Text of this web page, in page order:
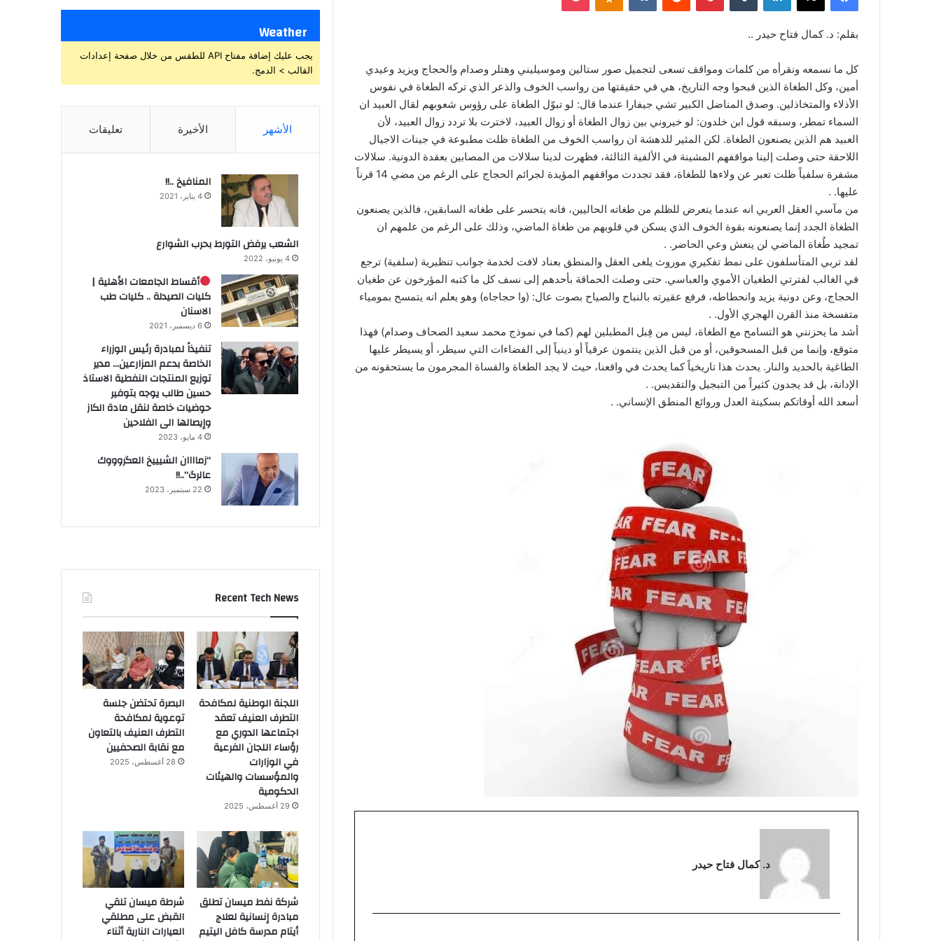
بقلم: د. كمال فتاح حيدر ..
كل ما نسمعه ونقرأه من كلمات ومواقف تسعى لتجميل صور ستالين وموسيليني وهتلر وصدام والحجاج ويزيد وعيدي
أمين، وكل الطغاة الذين قبحوا وجه التاريخ، هي في حقيقتها من رواسب الخوف والذعر الذي تركه الطغاة في نفوس
الأذلاء والمتخاذلين. وصدق المناضل الكبير تشي جيفارا عندما قال: لو تبوّل الطغاة على رؤوس شعوبهم لقال العبيد ان
السماء تمطر، وسبقه قول ابن خلدون: لو خيروني بين زوال الطغاة أو زوال العبيد، لاخترت بلا تردد زوال العبيد، لأن
العبيد هم الذين يصنعون الطغاة. لكن المثير للدهشة ان رواسب الخوف من الطغاة ظلت مطبوعة في جينات الاجيال
اللاحقة حتى وصلت إلينا مواقفهم المشينة في الألفية الثالثة، فظهرت لدينا سلالات من المصابين بعقدة الدونية. سلالات
مشفرة سلفياً ظلت تعبر عن ولاءها للطغاة، فقد تجددت مواقفهم المؤيدة لجرائم الحجاج على الرغم من مضي 14 قرناً
عليها. .
من مآسي العقل العربي انه عندما يتعرض للظلم من طغاته الحاليين، فانه يتحسر على طغاته السابقين، فالذين يصنعون
الطغاة الجدد إنما يصنعونه بقوة الخوف الذي يسكن في قلوبهم من طغاة الماضي، وذلك على الرغم من علمهم ان
تمجيد طُغاة الماضي لن ينعش وعي الحاضر. .
لقد تربي المتأسلفون على نمط تفكيري موروث يلغى العقل والمنطق بعناد لافت لخدمة جوانب تنظيرية (سلفية) ترجع
في الغالب لفترتي الطغيان الأموي والعباسي. حتى وصلت الحماقة بأحدهم إلى نسف كل ما كتبه المؤرخون عن طغيان
الحجاج، وعن دونية يزيد وانحطاطه، فرفع عقيرته بالنباح والصياح بصوت عال: (وا حجاجاه) وهو يعلم انه يتمسح بمومياء
متفسخة منذ القرن الهجري الأول. .
أشد ما يحزنني هو التسامح مع الطغاة، ليس من قِبل المطبلين لهم (كما في نموذج محمد سعيد الصحاف وصدام) فهذا
متوقع، وإنما من قبل المسحوقين، أو من قبل الذين ينتمون عرقياً أو دينياً إلى الفضاءات التي سيطر، أو يسيطر عليها
الطاغية بالحديد والنار. يحدث هذا تاريخياً كما يحدث في واقعنا، حيث لا يجد الطغاة والقساة المجرمون ما يستحقونه من
الإدانة، بل قد يجدون كثيراً من التبجيل والتقديس. .
أسعد الله أوقاتكم بسكينة العدل وروائع المنطق الإنساني. .
د. كمال فتاح حيدر
Weather
يجب عليك إضافة مفتاح API للطقس من خلال صفحة إعدادات
القالب > الدمج.
الأشهر الأخيرة تعليقات
المنافيخ ..!!
4 يناير، 2021
الشعب يرفض التورط بحرب الشوارع
4 يونيو، 2022
أقساط الجامعات الأهلية |
كليات الصيدلة .. كليات طب
الاسنان
6 ديسمبر، 2021
تنفيذاً لمبادرة رئيس الوزراء
الخاصة بدعم المزارعين… مدير
توزيع المنتجات النفطية الاستاذ
حسين طالب يوجه بتوفير
حوضيات خاصة لنقل مادة الكاز
وإيصالها الى الفلاحين
4 مايو، 2023
“زماااان الشيييخ العگروووك
عالرگ”..!!
22 سبتمبر، 2023
Recent Tech News
اللجنة الوطنية لمكافحة
التطرف العنيف تعقد
اجتماعها الدوري مع
رؤساء اللجان الفرعية
في الوزارات
والمؤسسات والهيئات
الحكومية
29 أغسطس، 2025
البصرة تحتضن جلسة
توعوية لمكافحة
التطرف العنيف بالتعاون
مع نقابة الصحفيين
28 أغسطس، 2025
شركة نفط ميسان تطلق
مبادرة إنسانية لعلاج
أيتام مدرسة كافل اليتيم
شرطة ميسان تلقي
القبض على مطلقي
العيارات النارية أثناء